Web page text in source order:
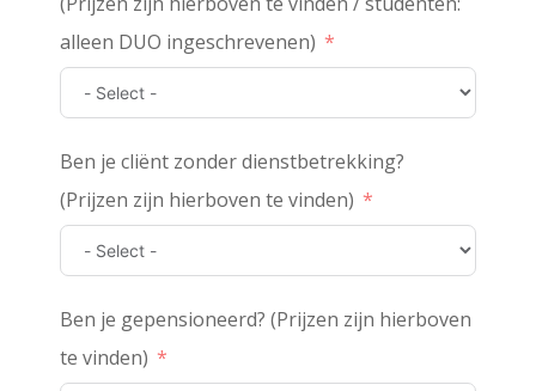
alleen DUO ingeschrevenen)
Ben je cliënt zonder dienstbetrekking?
(Prijzen zijn hierboven te vinden)
Ben je gepensioneerd? (Prijzen zijn hierboven
te vinden)